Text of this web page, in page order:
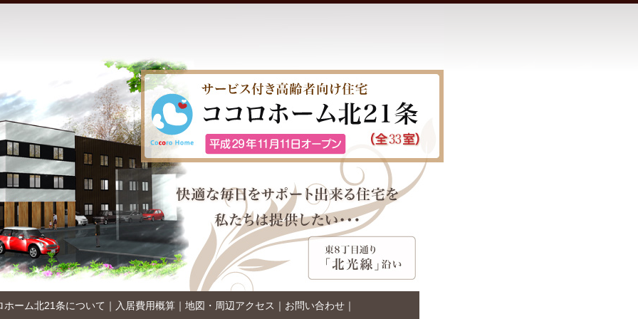
ホーム北21条について ｜ 入居費用概算 ｜ 地図・周辺アクセス ｜ お問い合わせ ｜